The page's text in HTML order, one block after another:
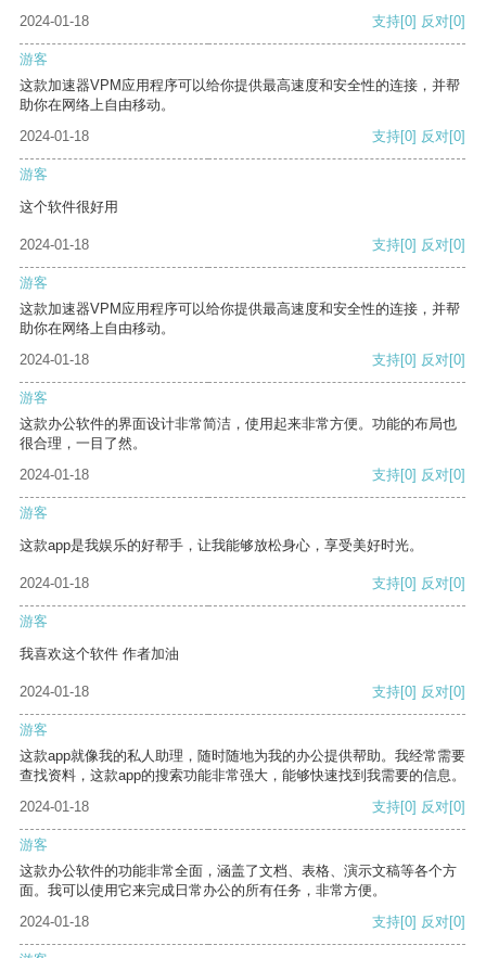
2024-01-18 支持[0] 反对[0]
游客
这款加速器VPM应用程序可以给你提供最高速度和安全性的连接，并帮
助你在网络上自由移动。
2024-01-18
支持[0] 反对[0]
游客
这个软件很好用
2024-01-18 支持[0] 反对[0]
游客
这款加速器VPM应用程序可以给你提供最高速度和安全性的连接，并帮
助你在网络上自由移动。
2024-01-18
支持[0] 反对[0]
游客
这款办公软件的界面设计非常简洁，使用起来非常方便。功能的布局也
很合理，一目了然。
2024-01-18
支持[0] 反对[0]
游客
这款app是我娱乐的好帮手，让我能够放松身心，享受美好时光。
2024-01-18 支持[0] 反对[0]
游客
我喜欢这个软件 作者加油
2024-01-18 支持[0] 反对[0]
游客
这款app就像我的私人助理，随时随地为我的办公提供帮助。我经常需要
查找资料，这款app的搜索功能非常强大，能够快速找到我需要的信息。
2024-01-18
支持[0] 反对[0]
游客
这款办公软件的功能非常全面，涵盖了文档、表格、演示文稿等各个方
面。我可以使用它来完成日常办公的所有任务，非常方便。
2024-01-18
支持[0] 反对[0]